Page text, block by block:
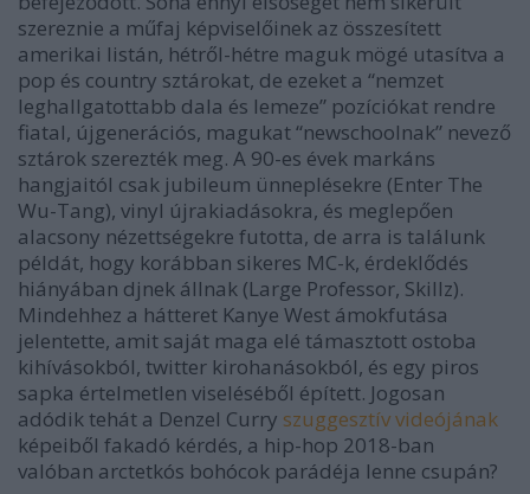
szereznie a műfaj képviselőinek az összesített
amerikai listán, hétről-hétre maguk mögé utasítva a
pop és country sztárokat, de ezeket a “nemzet
leghallgatottabb dala és lemeze” pozíciókat rendre
fiatal, újgenerációs, magukat “newschoolnak” nevező
sztárok szerezték meg. A 90-es évek markáns
hangjaitól csak jubileum ünneplésekre (Enter The
Wu-Tang), vinyl újrakiadásokra, és meglepően
alacsony nézettségekre futotta, de arra is találunk
példát, hogy korábban sikeres MC-k, érdeklődés
hiányában djnek állnak (Large Professor, Skillz).
Mindehhez a hátteret Kanye West ámokfutása
jelentette, amit saját maga elé támasztott ostoba
kihívásokból, twitter kirohanásokból, és egy piros
sapka értelmetlen viseléséből épített. Jogosan
adódik tehát a Denzel Curry szuggesztív videójának
képeiből fakadó kérdés, a hip-hop 2018-ban
valóban arctetkós bohócok parádéja lenne csupán?